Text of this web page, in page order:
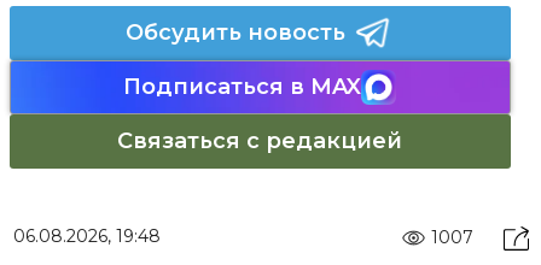
Обсудить новость
Подписаться в MAX
Связаться с редакцией
06.08.2026, 19:48 1007